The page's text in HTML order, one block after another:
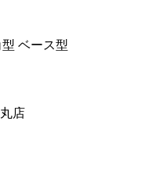
ベース型
店